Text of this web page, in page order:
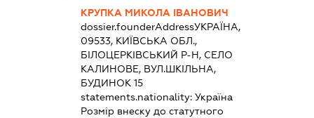
КРУПКА МИКОЛА ІВАНОВИЧ
dossier.founderAddressУКРАЇНА,
09533, КИЇВСЬКА ОБЛ.,
БІЛОЦЕРКІВСЬКИЙ Р-Н, СЕЛО
КАЛИНОВЕ, ВУЛ.ШКІЛЬНА,
БУДИНОК 15
statements.nationality: Україна
Розмір внеску до статутного